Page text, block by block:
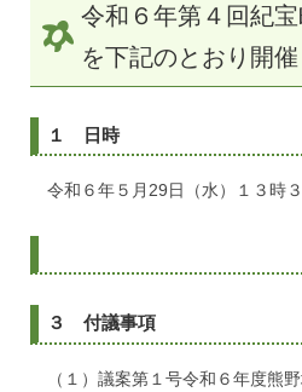
令和６年第４回紀
を下記のとおり開催
１ 日時
令和６年５月29日（水）１３時
３ 付議事項
（１）議案第１号令和６年度熊